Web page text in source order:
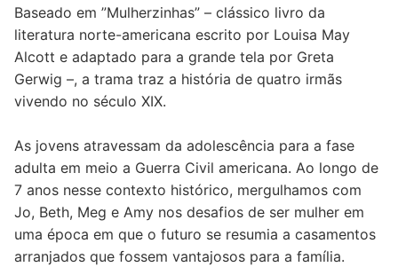
Baseado em ”Mulherzinhas” – clássico livro da
literatura norte-americana escrito por Louisa May
Alcott e adaptado para a grande tela por Greta
Gerwig –, a trama traz a história de quatro irmãs
vivendo no século XIX.
As jovens atravessam da adolescência para a fase
adulta em meio a Guerra Civil americana. Ao longo de
7 anos nesse contexto histórico, mergulhamos com
Jo, Beth, Meg e Amy nos desafios de ser mulher em
uma época em que o futuro se resumia a casamentos
arranjados que fossem vantajosos para a família.